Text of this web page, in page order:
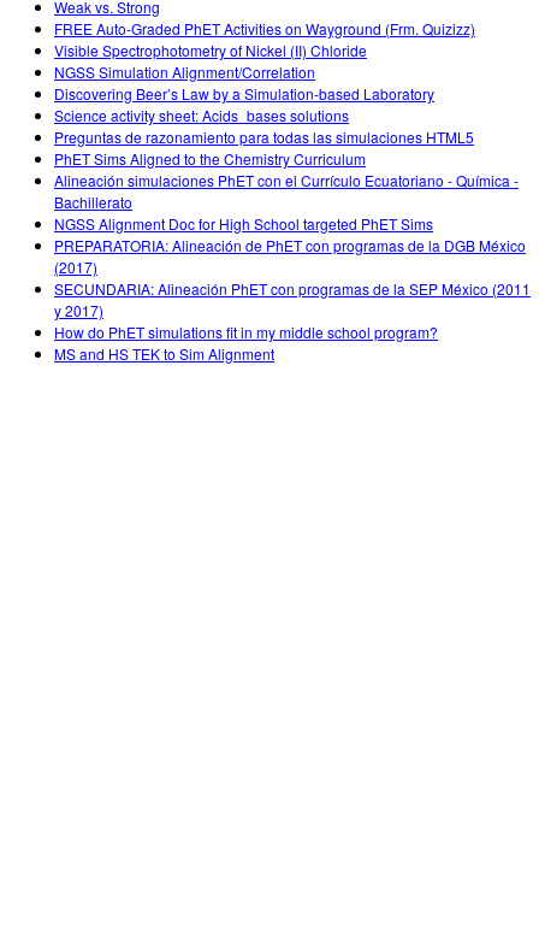
Weak vs. Strong
FREE Auto-Graded PhET Activities on Wayground (Frm. Quizizz)
Visible Spectrophotometry of Nickel (II) Chloride
NGSS Simulation Alignment/Correlation
Discovering Beer’s Law by a Simulation-based Laboratory
Science activity sheet: Acids_bases solutions
Preguntas de razonamiento para todas las simulaciones HTML5
PhET Sims Aligned to the Chemistry Curriculum
Alineación simulaciones PhET con el Currículo Ecuatoriano - Química -
Bachillerato
NGSS Alignment Doc for High School targeted PhET Sims
PREPARATORIA: Alineación de PhET con programas de la DGB México
(2017)
SECUNDARIA: Alineación PhET con programas de la SEP México (2011
y 2017)
How do PhET simulations fit in my middle school program?
MS and HS TEK to Sim Alignment